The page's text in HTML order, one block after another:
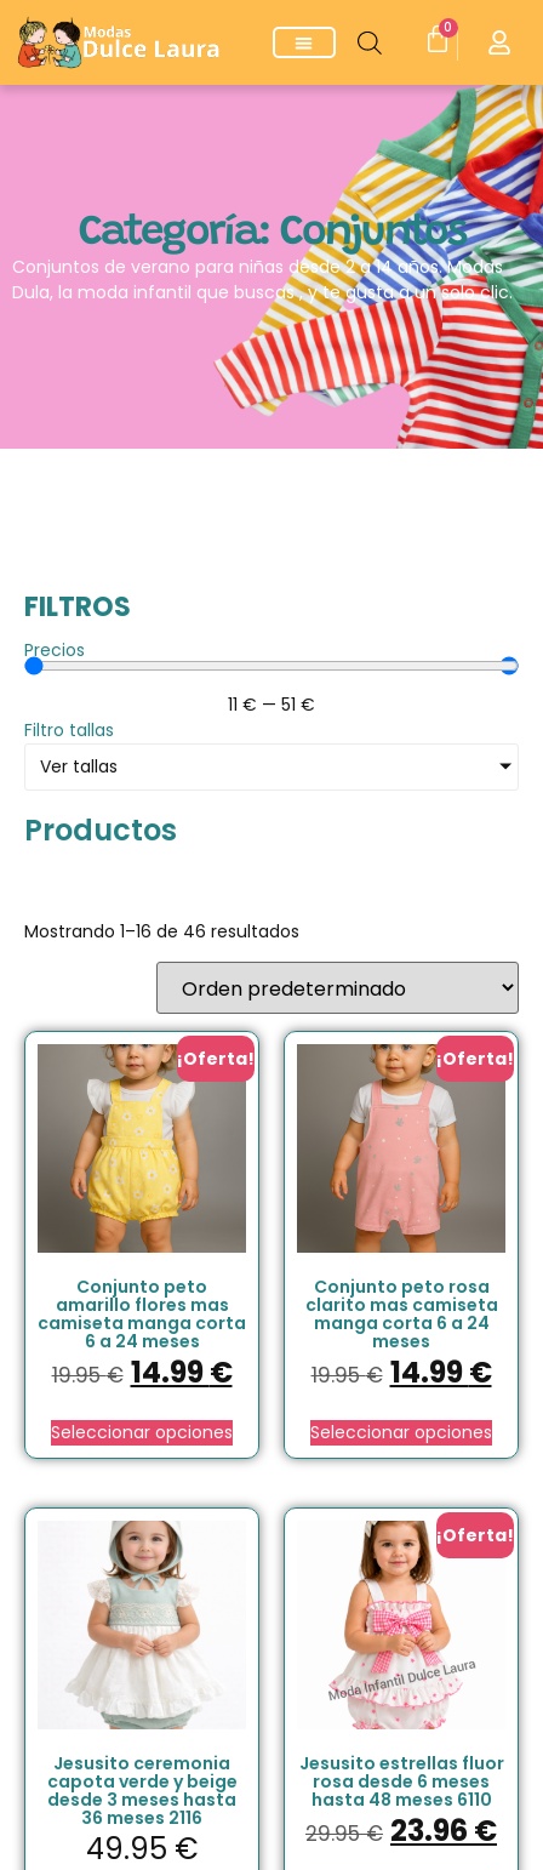
0
Categoría: Conjuntos
Conjuntos de verano para niñas desde 2 a 14 años. Modas
Dula, la moda infantil que buscas , y te gusta a un solo clic.
FILTROS
Precios
11 € — 51 €
Filtro tallas
Ver tallas
Productos
Mostrando 1–16 de 46 resultados
¡Oferta!
Conjunto peto
amarillo flores mas
camiseta manga corta
6 a 24 meses
19.95€ 14.99€
Seleccionar opciones
¡Oferta!
Conjunto peto rosa
clarito mas camiseta
manga corta 6 a 24
meses
19.95€ 14.99€
Seleccionar opciones
Jesusito ceremonia
capota verde y beige
desde 3 meses hasta
36 meses 2116
49.95 €
¡Oferta!
Jesusito estrellas fluor
rosa desde 6 meses
hasta 48 meses 6110
29.95€ 23.96 €